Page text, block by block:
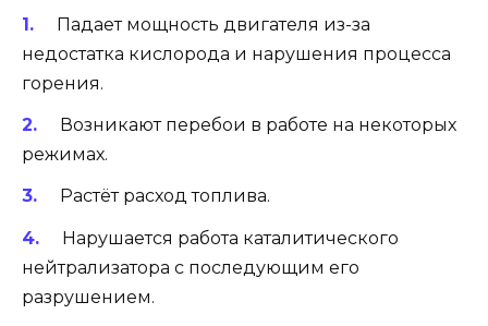
Падает мощность двигателя из-за
недостатка кислорода и нарушения процесса
горения.
Возникают перебои в работе на некоторых
режимах.
Растёт расход топлива.
Нарушается работа каталитического
нейтрализатора с последующим его
разрушением.